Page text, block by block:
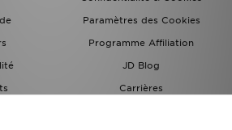
Paramètres des Cookies
Programme Affiliation
JD Blog
Carrières